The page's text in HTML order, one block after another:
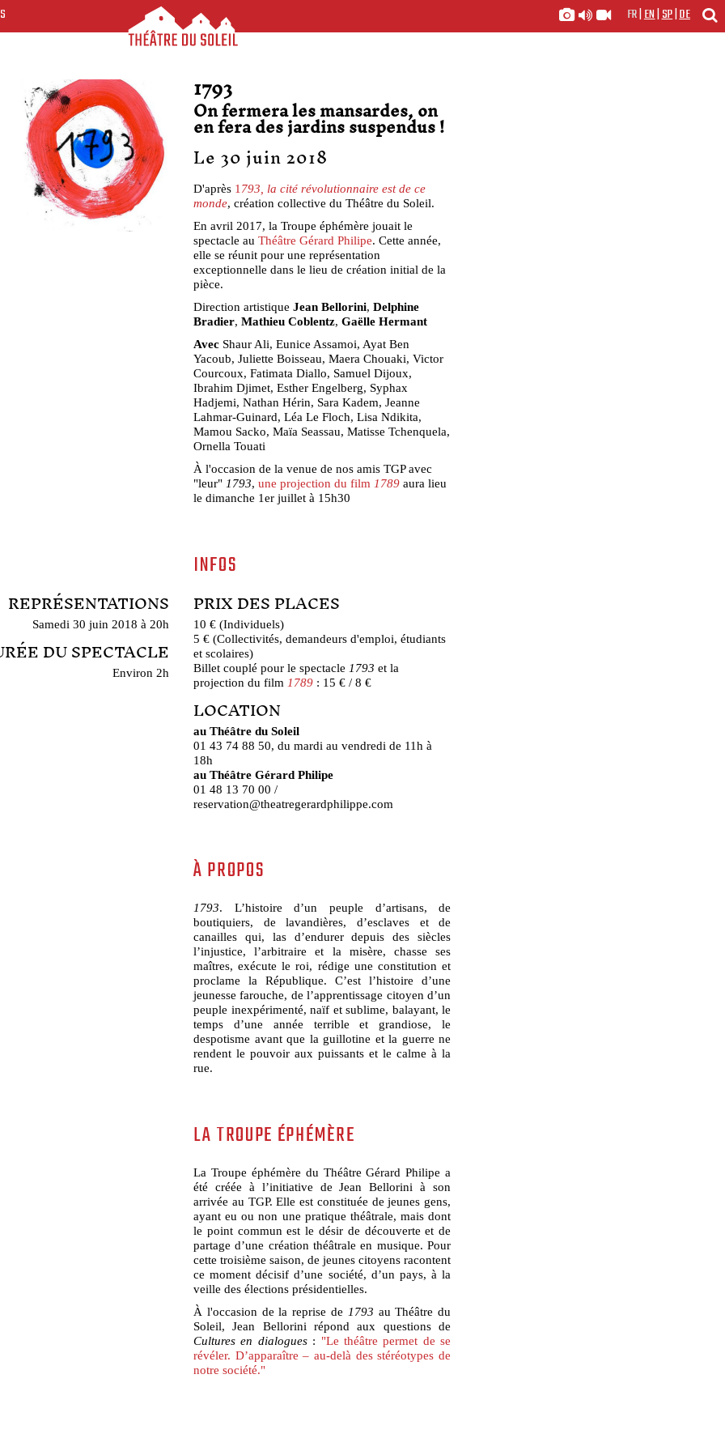
FR|EN|SP|DE
1793
On fermera les mansardes, on
en fera des jardins suspendus !
Le 30 juin 2018
D'après 1 793, la cité révolutionnaire est de ce
monde, création collective du Théâtre du Soleil.
En avril 2017, la Troupe éphémère jouait le
spectacle au Théâtre Gérard Philipe. Cette année,
elle se réunit pour une représentation
exceptionnelle dans le lieu de création initial de la
pièce.
Direction artistique Jean Bellorini, Delphine
Bradier, Mathieu Coblentz, Gaëlle Hermant
Avec Shaur Ali, Eunice Assamoi, Ayat Ben
Yacoub, Juliette Boisseau, Maera Chouaki, Victor
Courcoux, Fatimata Diallo, Samuel Dijoux,
Ibrahim Djimet, Esther Engelberg, Syphax
Hadjemi, Nathan Hérin, Sara Kadem, Jeanne
Lahmar-Guinard, Léa Le Floch, Lisa Ndikita,
Mamou Sacko, Maïa Seassau, Matisse Tchenquela,
Ornella Touati
À l'occasion de la venue de nos amis TGP avec
"leur" 1793, une projection du film 1789 aura lieu
le dimanche 1er juillet à 15h30
INFOS
REPRÉSENTATIONS
Samedi 30 juin 2018 à 20h
DU SPECTACLE
Environ 2h
PRIX DES PLACES
10 € (Individuels)
5 € (Collectivités, demandeurs d'emploi, étudiants
et scolaires)
Billet couplé pour le spectacle 1793 et la
projection du film 1789 : 15 € / 8 €
LOCATION
au Théâtre du Soleil
01 43 74 88 50, du mardi au vendredi de 11h à
18h
au Théâtre Gérard Philipe
01 48 13 70 00 /
reservation@theatregerardphilippe.com
À PROPOS
1793. L’histoire d’un peuple d’artisans, de
boutiquiers, de lavandières, d’esclaves et de
canailles qui, las d’endurer depuis des siècles
l’injustice, l’arbitraire et la misère, chasse ses
maîtres, exécute le roi, rédige une constitution et
proclame la République. C’est l’histoire d’une
jeunesse farouche, de l’apprentissage citoyen d’un
peuple inexpérimenté, naïf et sublime, balayant, le
temps d’une année terrible et grandiose, le
despotisme avant que la guillotine et la guerre ne
rendent le pouvoir aux puissants et le calme à la
rue.
LA TROUPE ÉPHÉMÈRE
La Troupe éphémère du Théâtre Gérard Philipe a
été créée à l’initiative de Jean Bellorini à son
arrivée au TGP. Elle est constituée de jeunes gens,
ayant eu ou non une pratique théâtrale, mais dont
le point commun est le désir de découverte et de
partage d’une création théâtrale en musique. Pour
cette troisième saison, de jeunes citoyens racontent
ce moment décisif d’une société, d’un pays, à la
veille des élections présidentielles.
À l'occasion de la reprise de 1793 au Théâtre du
Soleil, Jean Bellorini répond aux questions de
Cultures en dialogues: "Le théâtre permet de se
révéler. D’apparaître – au-delà des stéréotypes de
notre société."